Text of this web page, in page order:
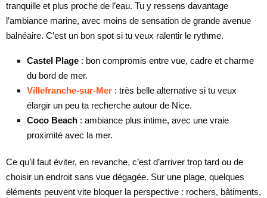
tranquille et plus proche de l’eau. Tu y ressens davantage
l’ambiance marine, avec moins de sensation de grande avenue
balnéaire. C’est un bon spot si tu veux ralentir le rythme.
Castel Plage : bon compromis entre vue, cadre et charme
du bord de mer.
Villefranche-sur-Mer : très belle alternative si tu veux
élargir un peu ta recherche autour de Nice.
Coco Beach : ambiance plus intime, avec une vraie
proximité avec la mer.
Ce qu’il faut éviter, en revanche, c’est d’arriver trop tard ou de
choisir un endroit sans vue dégagée. Sur une plage, quelques
éléments peuvent vite bloquer la perspective : rochers, bâtiments,